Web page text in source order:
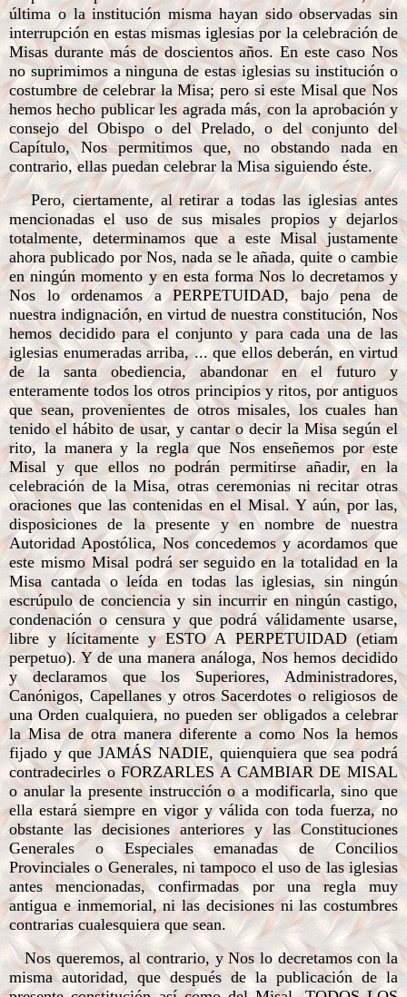
última o la institución misma hayan sido observadas sin
interrupción en estas mismas iglesias por la celebración de
Misas durante más de doscientos años. En este caso Nos
no suprimimos a ninguna de estas iglesias su institución o
costumbre de celebrar la Misa; pero si este Misal que Nos
hemos hecho publicar les agrada más, con la aprobación y
consejo del Obispo o del Prelado, o del conjunto del
Capítulo, Nos permitimos que, no obstando nada en
contrario, ellas puedan celebrar la Misa siguiendo éste.
Pero, ciertamente, al retirar a todas las iglesias antes
mencionadas el uso de sus misales propios y dejarlos
totalmente, determinamos que a este Misal justamente
ahora publicado por Nos, nada se le añada, quite o cambie
en ningún momento y en esta forma Nos lo decretamos y
Nos lo ordenamos a PERPETUIDAD, bajo pena de
nuestra indignación, en virtud de nuestra constitución, Nos
hemos decidido para el conjunto y para cada una de las
iglesias enumeradas arriba, ... que ellos deberán, en virtud
de la santa obediencia, abandonar en el futuro y
enteramente todos los otros principios y ritos, por antiguos
que sean, provenientes de otros misales, los cuales han
tenido el hábito de usar, y cantar o decir la Misa según el
rito, la manera y la regla que Nos enseñemos por este
Misal y que ellos no podrán permitirse añadir, en la
celebración de la Misa, otras ceremonias ni recitar otras
oraciones que las contenidas en el Misal. Y aún, por las,
disposiciones de la presente y en nombre de nuestra
Autoridad Apostólica, Nos concedemos y acordamos que
este mismo Misal podrá ser seguido en la totalidad en la
Misa cantada o leída en todas las iglesias, sin ningún
escrúpulo de conciencia y sin incurrir en ningún castigo,
condenación o censura y que podrá válidamente usarse,
libre y lícitamente y ESTO A PERPETUIDAD (etiam
perpetuo). Y de una manera análoga, Nos hemos decidido
y declaramos que los Superiores, Administradores,
Canónigos, Capellanes y otros Sacerdotes o religiosos de
una Orden cualquiera, no pueden ser obligados a celebrar
la Misa de otra manera diferente a como Nos la hemos
fijado y que JAMÁS NADIE, quienquiera que sea podrá
contradecirles o FORZARLES A CAMBIAR DE MISAL
o anular la presente instrucción o a modificarla, sino que
ella estará siempre en vigor y válida con toda fuerza, no
obstante las decisiones anteriores y las Constituciones
Generales o Especiales emanadas de Concilios
Provinciales o Generales, ni tampoco el uso de las iglesias
antes mencionadas, confirmadas por una regla muy
antigua e inmemorial, ni las decisiones ni las costumbres
contrarias cualesquiera que sean.
Nos queremos, al contrario, y Nos lo decretamos con la
misma autoridad, que después de la publicación de la